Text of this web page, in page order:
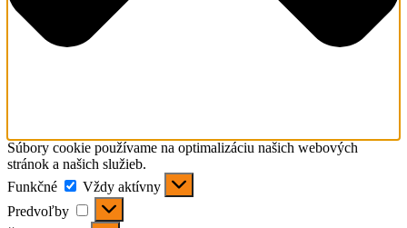
Súbory cookie používame na optimalizáciu našich webových
stránok a našich služieb.
Funkčné
Funkčné
Vždy aktívny
Predvoľby
Predvoľby